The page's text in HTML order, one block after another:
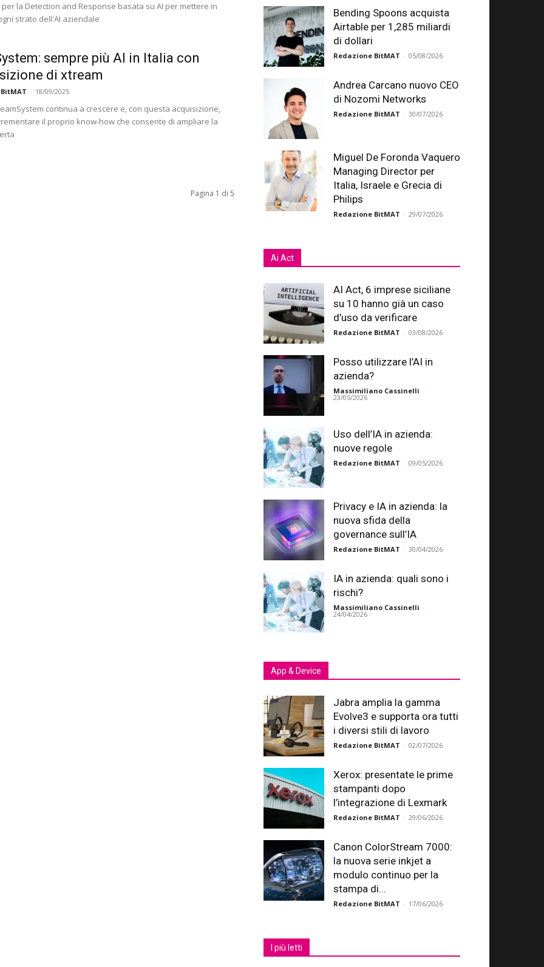
la Detection and Response basata su AI per mettere in
strato dell'AI aziendale
sempre più AI in Italia con
di xtream
- 18/09/2025
continua a crescere e, con questa acquisizione,
il proprio know-how che consente di ampliare la
Pagina 1 di 5
Bending Spoons acquista
Airtable per 1,285 miliardi
di dollari
Redazione BitMAT - 05/08/2026
Andrea Carcano nuovo CEO
di Nozomi Networks
Redazione BitMAT - 30/07/2026
Miguel De Foronda Vaquero
Managing Director per
Italia, Israele e Grecia di
Philips
Redazione BitMAT - 29/07/2026
Ai Act
AI Act, 6 imprese siciliane
su 10 hanno già un caso
d’uso da verificare
Redazione BitMAT - 03/08/2026
Posso utilizzare l’AI in
azienda?
Massimiliano Cassinelli -
23/05/2026
Uso dell’IA in azienda:
nuove regole
Redazione BitMAT - 09/05/2026
Privacy e IA in azienda: la
nuova sfida della
governance sull’IA
Redazione BitMAT - 30/04/2026
IA in azienda: quali sono i
rischi?
Massimiliano Cassinelli -
24/04/2026
App & Device
Jabra amplia la gamma
Evolve3 e supporta ora tutti
i diversi stili di lavoro
Redazione BitMAT - 02/07/2026
Xerox: presentate le prime
stampanti dopo
l’integrazione di Lexmark
Redazione BitMAT - 29/06/2026
Canon ColorStream 7000:
la nuova serie inkjet a
modulo continuo per la
stampa di...
Redazione BitMAT - 17/06/2026
I più letti